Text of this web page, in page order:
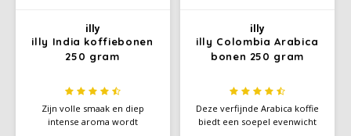
illy
illy India koffiebonen
250 gram
Zijn volle smaak en diep
intense aroma wordt
illy
illy Colombia Arabica
bonen 250 gram
Deze verfijnde Arabica koffie
biedt een soepel evenwicht